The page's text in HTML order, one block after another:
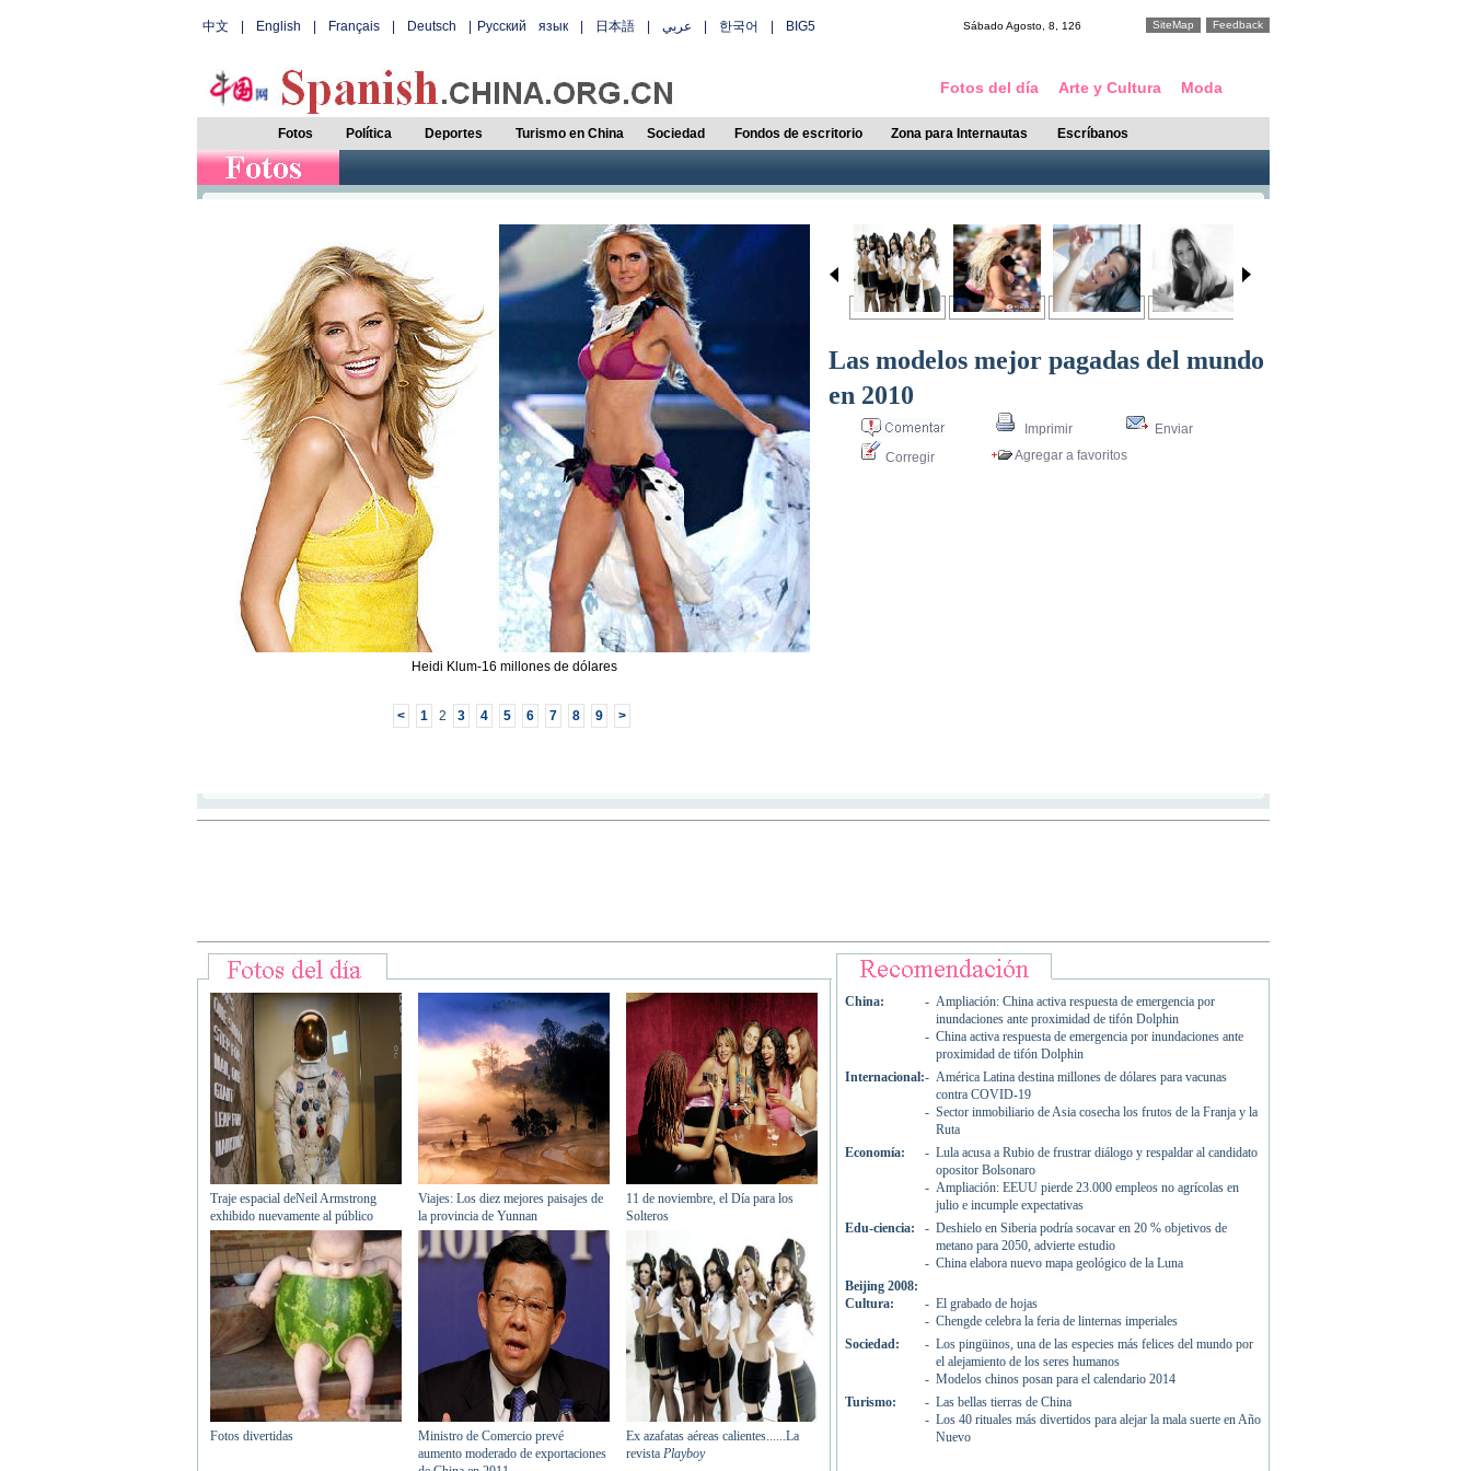
中文 English Français| Deutsch Русский язык| 日本語| عربي 한국어 BIG5 Feedback
SiteMap
SábadoAgosto, 8 126
Fotos del día Arte y Cultura Moda
Fotos Política Deportes Turismo en China Sociedad Fondos de escritorio Zona para Internautas Escríbanos
Heidi Klum-16 millones de dólares
< 1 2 3 4 5 6 7 8 9 >
Las modelos mejor pagadas del mundo
en 2010
Imprimir
Enviar
Corregir
Agregar a favoritos